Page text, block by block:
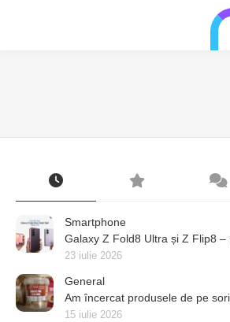
Smartphone
Galaxy Z Fold8 Ultra și Z Flip8 –
23 iulie 2026
General
Am încercat produsele de pe
15 iulie 2026